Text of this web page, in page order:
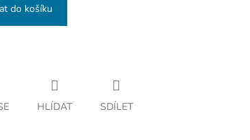
do košíku
HLÍDAT SDÍLET